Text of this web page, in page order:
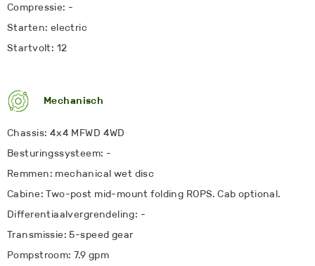
Compressie: -
Starten: electric
Startvolt: 12
Mechanisch
Chassis: 4x4 MFWD 4WD
Besturingssysteem: -
Remmen: mechanical wet disc
Cabine: Two-post mid-mount folding ROPS. Cab optional.
Differentiaalvergrendeling: -
Transmissie: 5-speed gear
Pompstroom: 7.9 gpm